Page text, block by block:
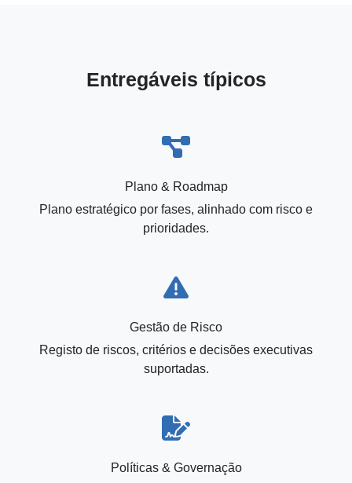
Entregáveis típicos
Plano & Roadmap
Plano estratégico por fases, alinhado com risco e
prioridades.
Gestão de Risco
Registo de riscos, critérios e decisões executivas
suportadas.
Políticas & Governação